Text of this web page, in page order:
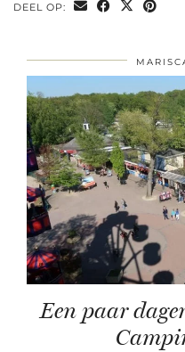
DEEL OP:
Een paar